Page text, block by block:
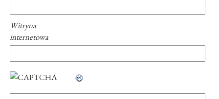
Witryna
internetowa